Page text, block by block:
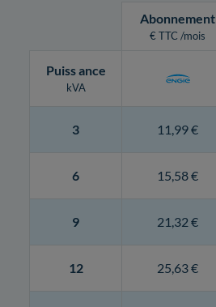
Abonnement
€ TTC /mois
Puissance
kVA
3 11,99 €
6 15,58 €
9 21,32 €
12 25,63 €